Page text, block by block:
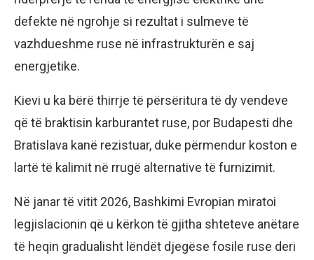
defekte në ngrohje si rezultat i sulmeve të
vazhdueshme ruse në infrastrukturën e saj
energjetike.
Kievi u ka bërë thirrje të përsëritura të dy vendeve
që të braktisin karburantet ruse, por Budapesti dhe
Bratislava kanë rezistuar, duke përmendur koston e
lartë të kalimit në rrugë alternative të furnizimit.
Në janar të vitit 2026, Bashkimi Evropian miratoi
legjislacionin që u kërkon të gjitha shteteve anëtare
të heqin gradualisht lëndët djegëse fosile ruse deri